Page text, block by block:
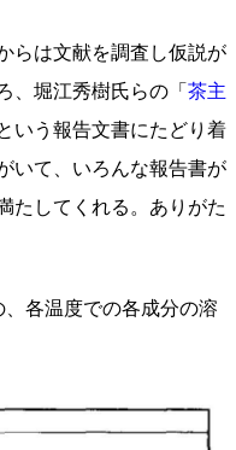
らは文献を調査し仮説が
、堀江秀樹氏らの「 茶主
いう報告文書にたどり着
いて、いろんな報告書が
たしてくれる。ありがた
各温度での各成分の溶